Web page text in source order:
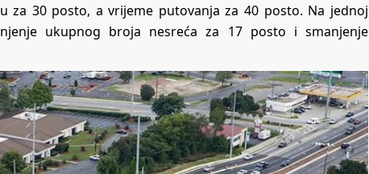
za 30 posto, a vrijeme putovanja za 40 posto. Na jednoj
ukupnog broja nesreća za 17 posto i smanjenje